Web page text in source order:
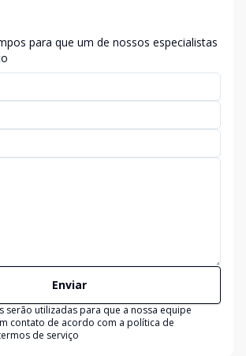
para que um de nossos especialistas
Enviar
serão utilizadas para que a nossa equipe
contato de acordo com a política de
de serviço